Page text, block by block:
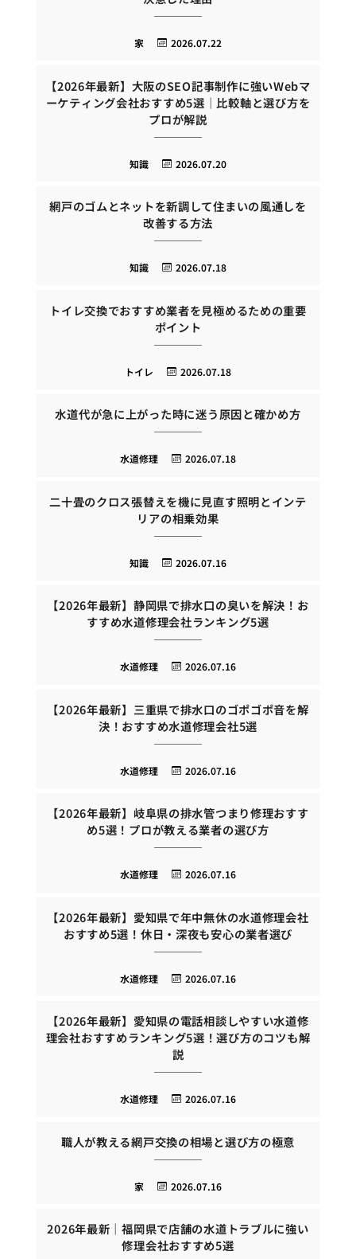
2026.07.22
家
【2026年最新】大阪のSEO記事制作に強いWebマ
ーケティング会社おすすめ5選｜比較軸と選び方を
プロが解説
2026.07.20
知識
網戸のゴムとネットを新調して住まいの風通しを
改善する方法
2026.07.18
知識
トイレ交換でおすすめ業者を見極めるための重要
ポイント
2026.07.18
トイレ
水道代が急に上がった時に迷う原因と確かめ方
2026.07.18
水道修理
二十畳のクロス張替えを機に見直す照明とインテ
リアの相乗効果
2026.07.16
知識
【2026年最新】静岡県で排水口の臭いを解決！お
すすめ水道修理会社ランキング5選
2026.07.16
水道修理
【2026年最新】三重県で排水口のゴポゴポ音を解
決！おすすめ水道修理会社5選
2026.07.16
水道修理
【2026年最新】岐阜県の排水管つまり修理おすす
め5選！プロが教える業者の選び方
2026.07.16
水道修理
【2026年最新】愛知県で年中無休の水道修理会社
おすすめ5選！休日・深夜も安心の業者選び
2026.07.16
水道修理
【2026年最新】愛知県の電話相談しやすい水道修
理会社おすすめランキング5選！選び方のコツも解
説
2026.07.16
水道修理
職人が教える網戸交換の相場と選び方の極意
2026.07.16
家
2026年最新｜福岡県で店舗の水道トラブルに強い
修理会社おすすめ5選